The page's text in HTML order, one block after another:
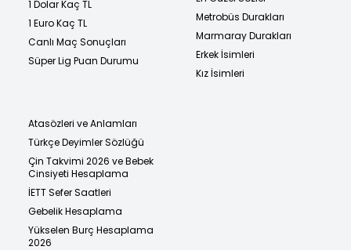
1 Dolar Kaç TL
1 Euro Kaç TL
Canlı Maç Sonuçları
Süper Lig Puan Durumu
Metrobüs Durakları
Marmaray Durakları
Erkek İsimleri
Kız İsimleri
Atasözleri ve Anlamları
Türkçe Deyimler Sözlüğü
Çin Takvimi 2026 ve Bebek
Cinsiyeti Hesaplama
İETT Sefer Saatleri
Gebelik Hesaplama
Yükselen Burç Hesaplama
2026